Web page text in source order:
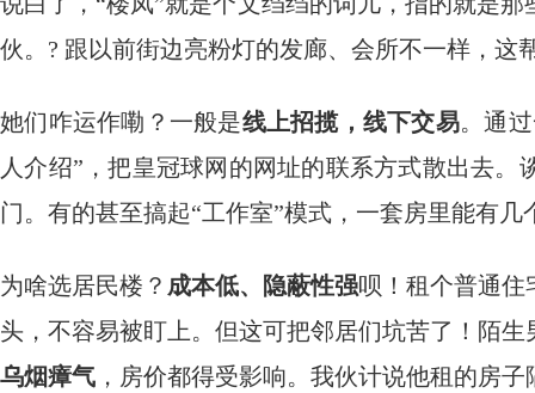
伙。? 跟以前街边亮粉灯的发廊、会所不一样，这
她们咋运作嘞？一般是线上招揽，线下交易。通
人介绍”，把皇冠球网的网址的联系方式散出去
门。有的甚至搞起“工作室”模式，一套房里能有几
为啥选居民楼？ 成本低、隐蔽性强呗！租个普通住
头，不容易被盯上。但这可把邻居们坑苦了！陌
乌烟瘴气 ，房价都得受影响。我伙计说他租的房